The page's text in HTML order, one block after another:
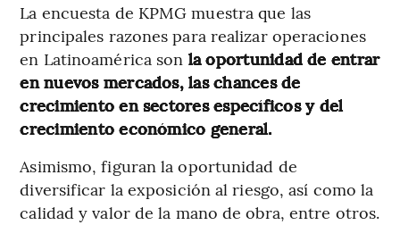
La encuesta de KPMG muestra que las
principales razones para realizar operaciones
en Latinoamérica son la oportunidad de entrar
en nuevos mercados, las chances de
crecimiento en sectores específicos y del
crecimiento económico general.
Asimismo, figuran la oportunidad de
diversificar la exposición al riesgo, así como la
calidad y valor de la mano de obra, entre otros.